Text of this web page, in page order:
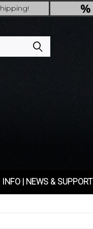
INFO | NEWS & SUPPORT